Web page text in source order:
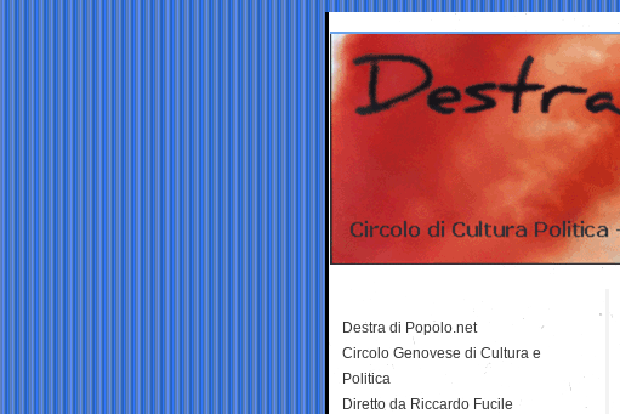
Destra di Popolo.net
Circolo Genovese di Cultura e
Politica
Diretto da Riccardo Fucile